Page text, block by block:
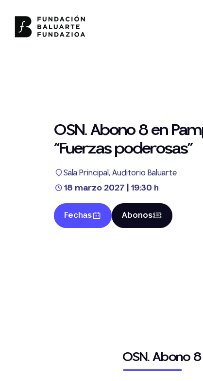
OSN. Abono 8 en
“Fuerzas poderosas”
Sala Principal, Auditorio Baluarte
18 marzo 2027 | 19:30 h
Fechas Abonos
OSN. Abono